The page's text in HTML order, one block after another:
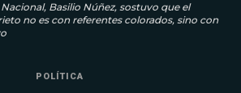
Basilio Núñez, sostuvo que el
no es con referentes colorados, sino con
POLÍTICA